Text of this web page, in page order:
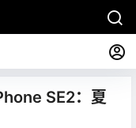
SE2：夏